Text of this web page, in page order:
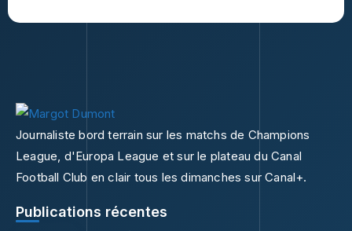
Journaliste bord terrain sur les matchs de Champions
League, d'Europa League et sur le plateau du Canal
Football Club en clair tous les dimanches sur Canal+.
Publications récentes